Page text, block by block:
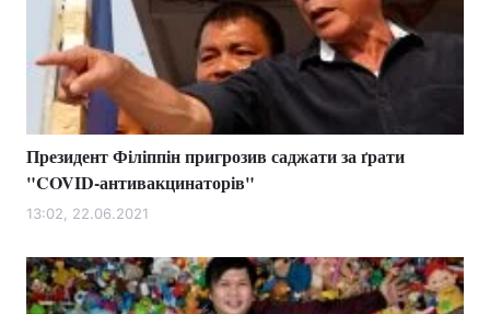
Президент Філіппін пригрозив саджати за ґрати
"COVID-антивакцинаторів"
13:02, 22.06.2021